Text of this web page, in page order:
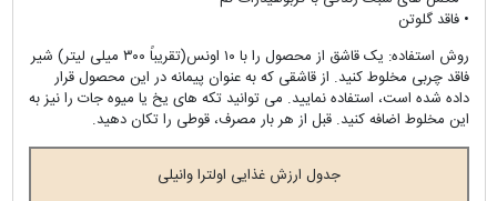
• فاقد گلوتن
روش استفاده: یک قاشق از محصول را با ۱۰ اونس(تقریباً ۳۰۰ میلی لیتر) شیر
فاقد چربی مخلوط کنید. از قاشقی که به عنوان پیمانه در این محصول قرار
داده شده است، استفاده نمایید. می توانید تکه های یخ یا میوه جات را نیز به
این مخلوط اضافه کنید. قبل از هر بار مصرف، قوطی را تکان دهید.
جدول ارزش غذایی اولترا وانیلی